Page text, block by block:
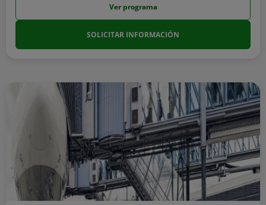
Ver programa
SOLICITAR INFORMACIÓN